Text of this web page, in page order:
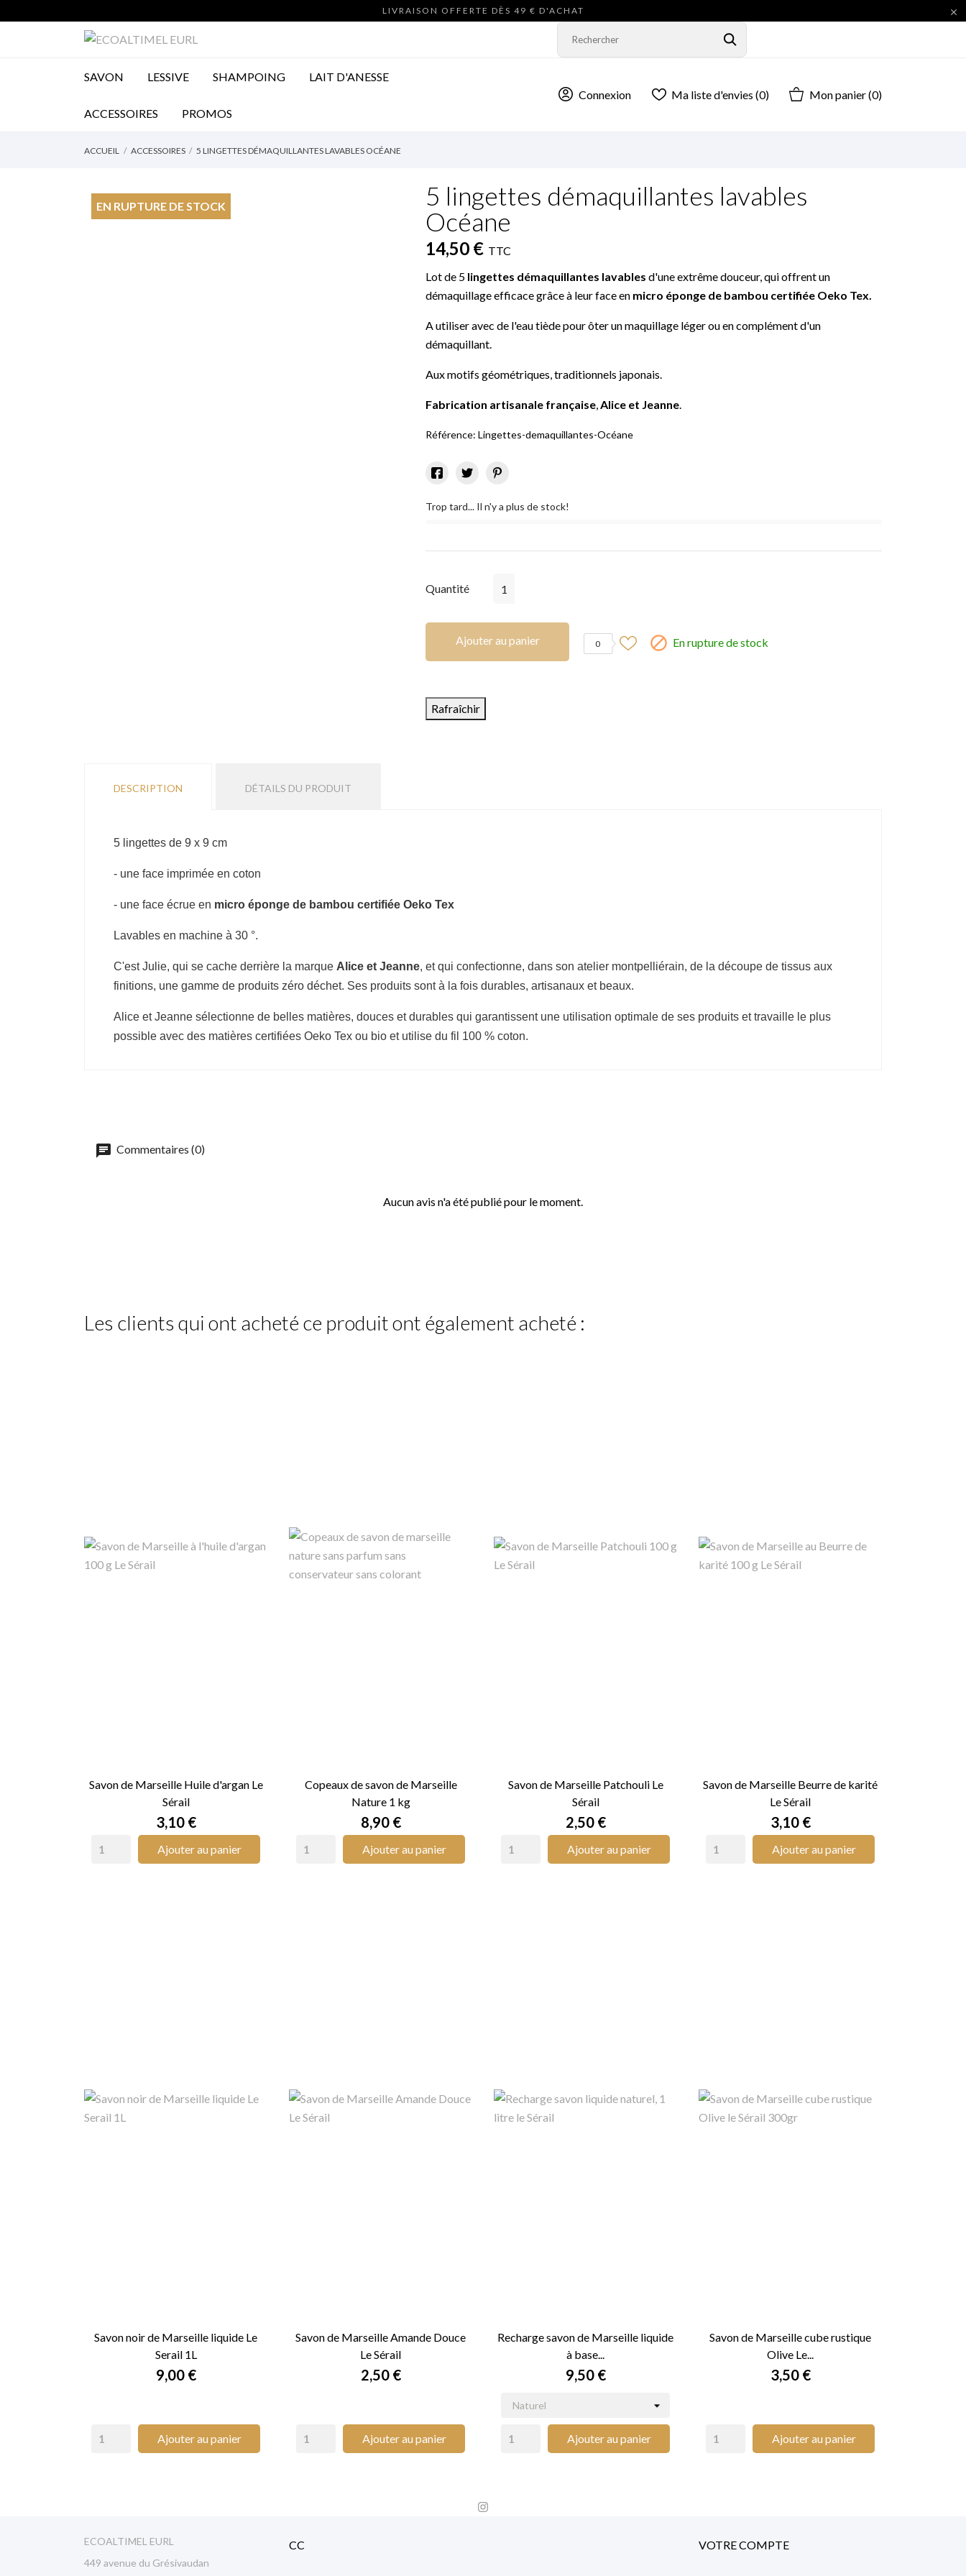
LIVRAISON OFFERTE DÈS 49 € D'ACHAT 
SAVON LESSIVE SHAMPOING LAIT D'ANESSE
ACCESSOIRES PROMOS
Connexion Ma liste d'envies (0) Mon panier(0)
ACCUEIL ACCESSOIRES 5 LINGETTES DÉMAQUILLANTES LAVABLES OCÉANE
EN RUPTURE DE STOCK
5 lingettes démaquillantes lavables
Océane
14,50 € TTC
Lot de 5 lingettes démaquillantes lavables d'une extrême douceur, qui offrent un
démaquillage efficace grâce à leur face en micro éponge de bambou certifiée Oeko Tex.
A utiliser avec de l'eau tiède pour ôter un maquillage léger ou en complément d'un
démaquillant.
Aux motifs géométriques, traditionnels japonais.
Fabrication artisanale française,Alice et Jeanne.
Référence: Lingettes-demaquillantes-Océane
Trop tard... Il n'y a plus de stock!
Quantité
Ajouter au panier 0  En rupture de stock
DESCRIPTION DÉTAILS DU PRODUIT
5 lingettes de 9 x 9 cm
- une face imprimée en coton
- une face écrue en micro éponge de bambou certifiée Oeko Tex
Lavables en machine à 30 °.
C'est Julie, qui se cache derrière la marque Alice et Jeanne, et qui confectionne, dans son atelier montpelliérain, de la découpe de tissus aux
finitions, une gamme de produits zéro déchet. Ses produits sont à la fois durables, artisanaux et beaux.
Alice et Jeanne sélectionne de belles matières, douces et durables qui garantissent une utilisation optimale de ses produits et travaille le plus
possible avec des matières certifiées Oeko Tex ou bio et utilise du fil 100 % coton.
Commentaires (0)
Aucun avis n'a été publié pour le moment.
Les clients qui ont acheté ce produit ont également acheté :
APERÇU RAPIDE
Savon de Marseille Huile d'argan Le
Sérail
Prix
3,10 €
Ajouter au panier
APERÇU RAPIDE
Copeaux de savon de Marseille
Nature 1 kg
Prix
8,90 €
Ajouter au panier
APERÇU RAPIDE
Savon de Marseille Patchouli Le
Sérail
Prix
2,50 €
Ajouter au panier
APERÇU RAPIDE
Savon de Marseille Beurre de karité
Le Sérail
Prix
3,10 €
Ajouter au panier
APERÇU RAPIDE
Savon noir de Marseille liquide Le
Serail 1L
Prix
9,00 €
Ajouter au panier
APERÇU RAPIDE
Savon de Marseille Amande Douce
Le Sérail
Prix
2,50 €
Ajouter au panier
APERÇU RAPIDE
Recharge savon de Marseille liquide
à base...
Prix
9,50 €
Ajouter au panier
APERÇU RAPIDE
Savon de Marseille cube rustique
Olive Le...
Prix
3,50 €
Ajouter au panier
ECOALTIMEL EURL
449 avenue du Grésivaudan
CC VOTRE COMPTE